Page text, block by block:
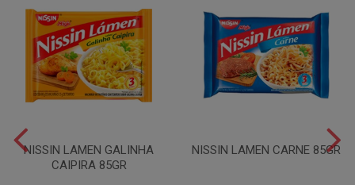
NISSIN LAMEN GALINHA
CAIPIRA 85GR
NISSIN LAMEN CARNE 85GR